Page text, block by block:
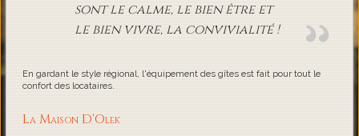
sont le calme, le bien être et
le bien vivre, la convivialité !
En gardant le style régional, l'équipement des gîtes est fait pour tout le
confort des locataires.
La Maison D'Olek